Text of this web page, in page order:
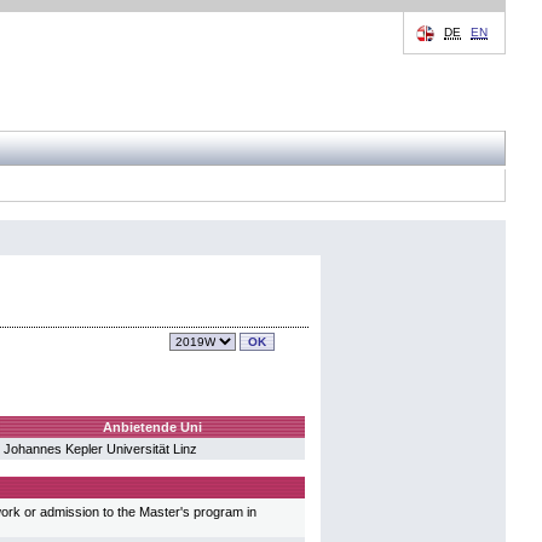
DE EN
Anbietende Uni
Johannes Kepler Universität Linz
or admission to the Master's program in